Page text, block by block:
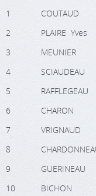
1 COUTAUD
2 PLAIRE
3 MEUNIER
4 SCIAUDEAU
5
6 CHARON
7 VRIGNAUD
8
9 GUERINEAU
10